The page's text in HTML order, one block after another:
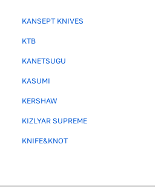
KANSEPT KNIVES
KTB
KANETSUGU
KASUMI
KERSHAW
KIZLYAR SUPREME
KNIFE&KNOT